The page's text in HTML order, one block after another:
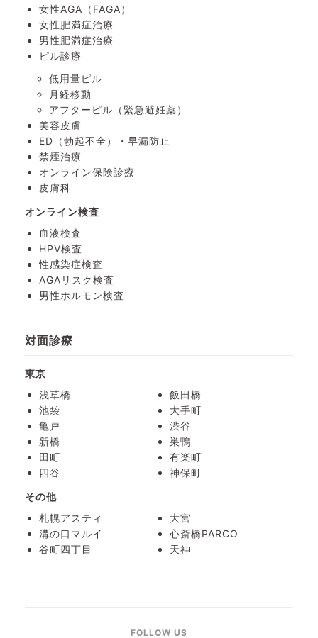
女性AGA（FAGA）
女性肥満症治療
男性肥満症治療
ピル診療
低用量ピル
月経移動
アフターピル （緊急避妊薬）
美容皮膚
ED（勃起不全）・ 早漏防止
禁煙治療
オンライン保険診療
皮膚科
オンライン検査
血液検査
HPV検査
性感染症検査
AGAリスク検査
男性ホルモン検査
対面診療
東京
浅草橋
飯田橋
池袋
大手町
亀戸
渋谷
新橋
巣鴨
田町
有楽町
四谷
神保町
その他
札幌アスティ
大宮
溝の口マルイ
心斎橋PARCO
谷町四丁目
天神
FOLLOW US